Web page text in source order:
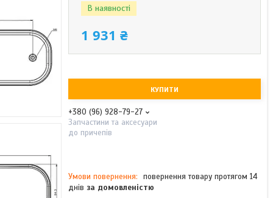
В наявності
1 931 ₴
КУПИТИ
+380 (96) 928-79-27
Запчастини та аксесуари
до причепів
повернення товару протягом 14
днів за домовленістю